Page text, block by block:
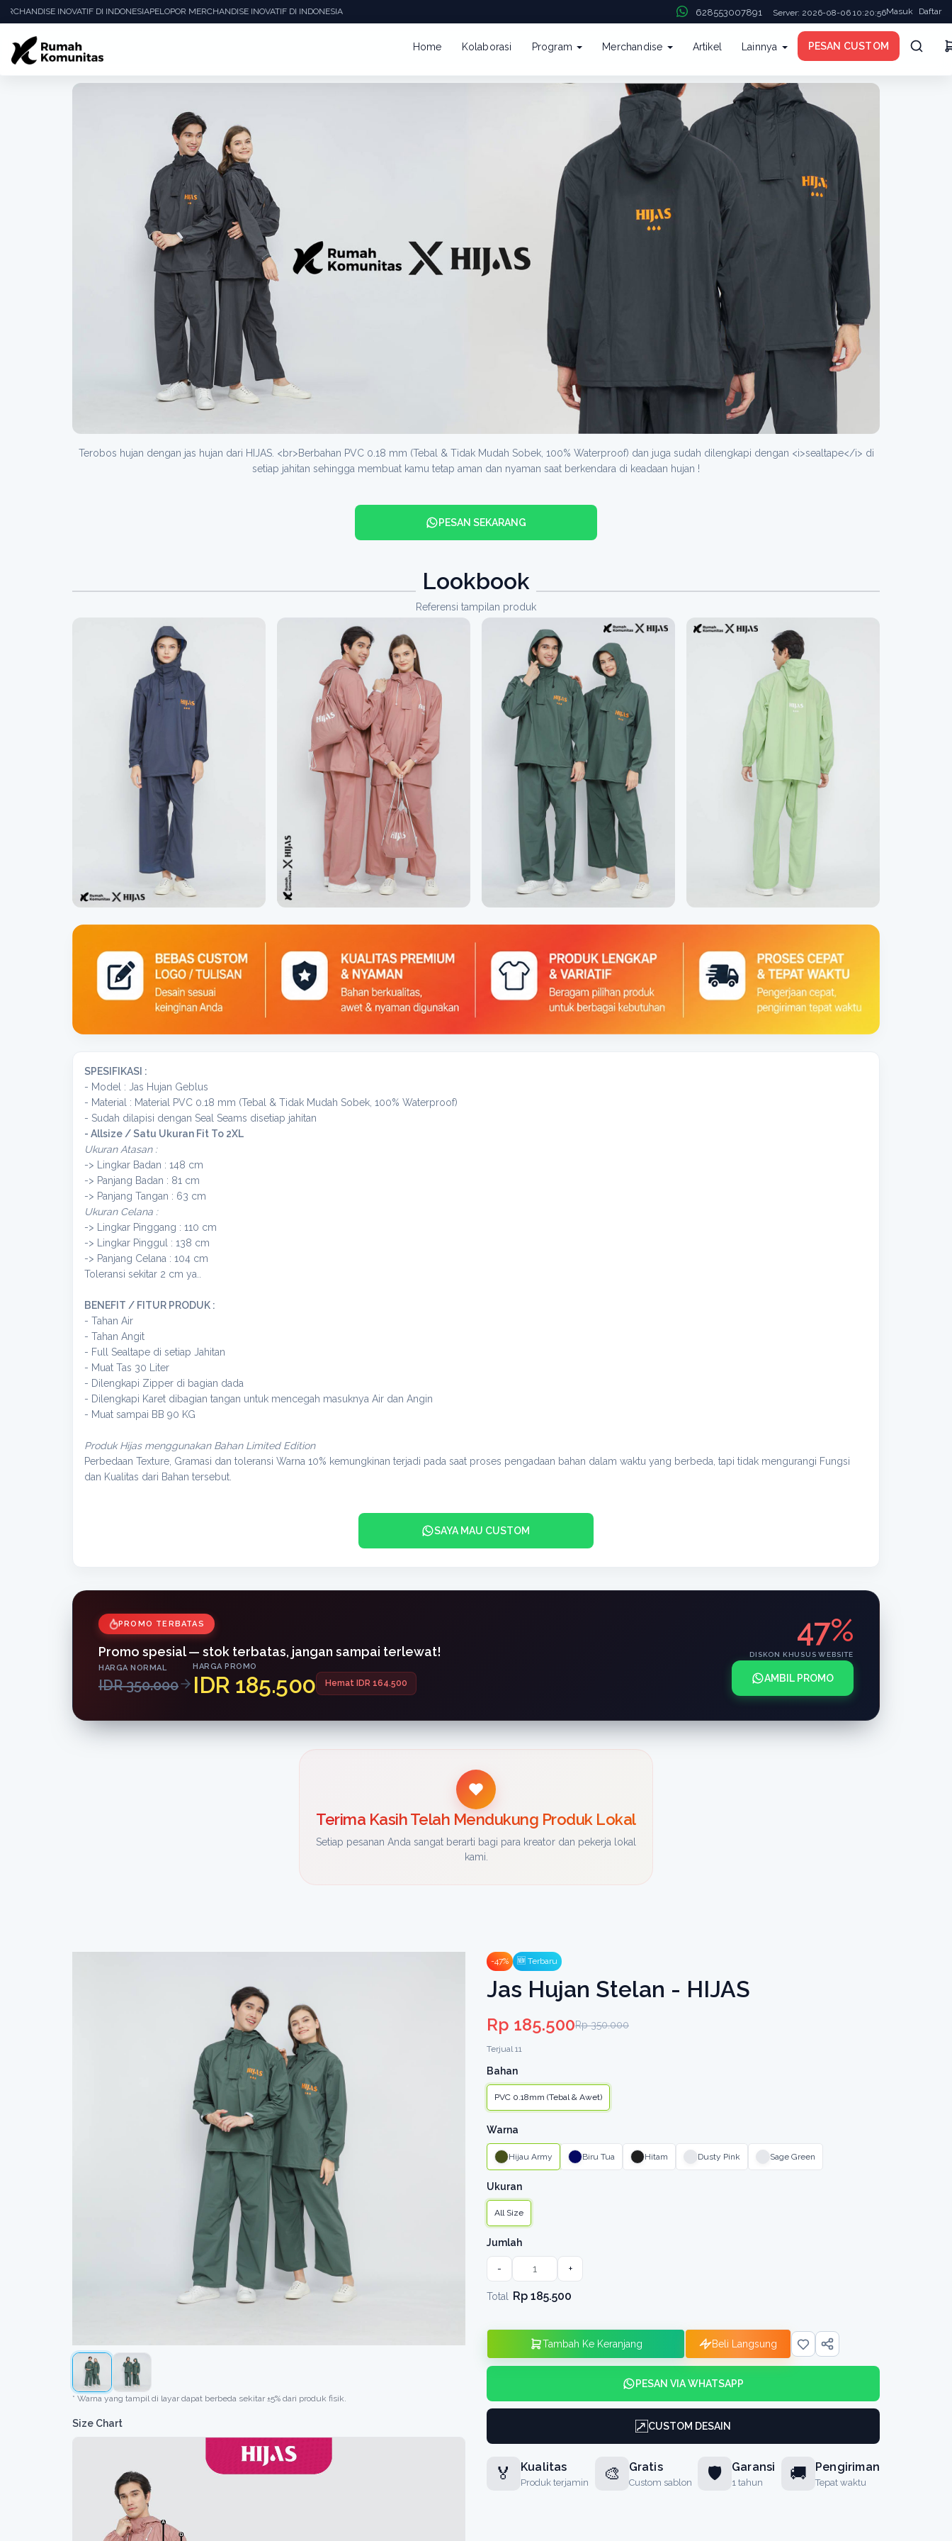
INOVATIF DI INDONESIAPELOPOR MERCHANDISE INOVATIF DI INDONESIA 628553007891 Server: 2026-08-06 10:20:56Masuk Daftar
Home Kolaborasi Program Merchandise Artikel Lainnya PESAN CUSTOM
Terobos hujan dengan jas hujan dari HIJAS. <br>Berbahan PVC 0.18 mm (Tebal & Tidak Mudah Sobek, 100% Waterproof) dan juga sudah dilengkapi dengan <i>sealtape</i> di
setiap jahitan sehingga membuat kamu tetap aman dan nyaman saat berkendara di keadaan hujan !
PESAN SEKARANG
Lookbook
Referensi tampilan produk
SPESIFIKASI :
- Model : Jas Hujan Geblus
- Material : Material PVC 0.18 mm (Tebal & Tidak Mudah Sobek, 100% Waterproof)
- Sudah dilapisi dengan Seal Seams disetiap jahitan
- Allsize / Satu Ukuran Fit To 2XL
Ukuran Atasan :
-> Lingkar Badan : 148 cm
-> Panjang Badan : 81 cm
-> Panjang Tangan : 63 cm
Ukuran Celana :
-> Lingkar Pinggang : 110 cm
-> Lingkar Pinggul : 138 cm
-> Panjang Celana : 104 cm
Toleransi sekitar 2 cm ya..
BENEFIT / FITUR PRODUK :
- Tahan Air
- Tahan Angit
- Full Sealtape di setiap Jahitan
- Muat Tas 30 Liter
- Dilengkapi Zipper di bagian dada
- Dilengkapi Karet dibagian tangan untuk mencegah masuknya Air dan Angin
- Muat sampai BB 90 KG
Produk Hijas menggunakan Bahan Limited Edition
Perbedaan Texture, Gramasi dan toleransi Warna 10% kemungkinan terjadi pada saat proses pengadaan bahan dalam waktu yang berbeda, tapi tidak mengurangi Fungsi
dan Kualitas dari Bahan tersebut.
SAYA MAU CUSTOM
PROMO TERBATAS
Promo spesial — stok terbatas, jangan sampai terlewat!
HARGA NORMAL
IDR 350.000
HARGA PROMO
IDR 185.500 Hemat IDR 164.500
47%
DISKON KHUSUS WEBSITE
AMBIL PROMO
Terima Kasih Telah Mendukung Produk Lokal
Setiap pesanan Anda sangat berarti bagi para kreator dan pekerja lokal
kami.
* Warna yang tampil di layar dapat berbeda sekitar ±5% dari produk fisik.
Size Chart
-47% 🆕 Terbaru
Jas Hujan Stelan - HIJAS
Rp 185.500Rp 350.000
Terjual 11
Bahan
PVC 0.18mm (Tebal & Awet)
Warna
Hijau Army Biru Tua Hitam Dusty Pink Sage Green
Ukuran
All Size
Jumlah
- +
Total Rp 185.500
Tambah Ke Keranjang Beli Langsung
PESAN VIA WHATSAPP
CUSTOM DESAIN
🏅 Kualitas
Produk terjamin 🎨 Gratis
Custom sablon 🛡️ Garansi
1 tahun 🚚 Pengiriman
Tepat waktu